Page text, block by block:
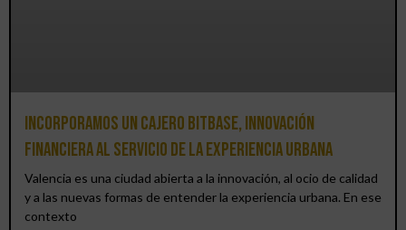
Incorporamos un cajero BitBase, innovación
financiera al servicio de la experiencia urbana
Valencia es una ciudad abierta a la innovación, al ocio de calidad
y a las nuevas formas de entender la experiencia urbana. En ese
contexto